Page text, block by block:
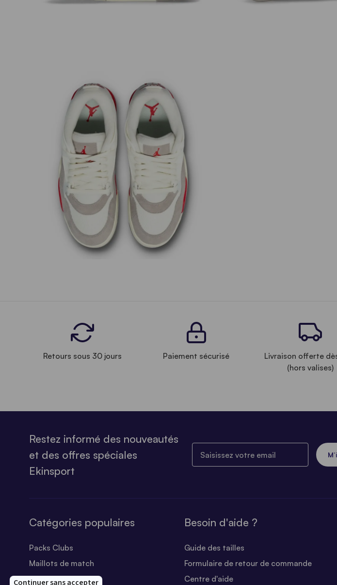
Retours sous 30 jours Paiement sécurisé
Livraison offerte
(hors valises)
Restez informé des nouveautés
et des offres spéciales
Ekinsport
Catégories populaires
Packs Clubs
Maillots de match
Equipements Clubs
Besoin d'aide ?
Guide des tailles
Formulaire de retour de commande
Centre d'aide